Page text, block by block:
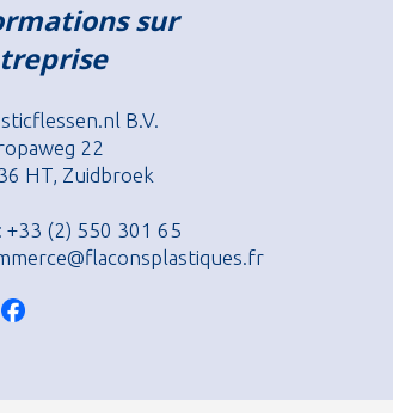
sur
B.V.
22
HT, Zuidbroek
+33 (2) 550 301 65